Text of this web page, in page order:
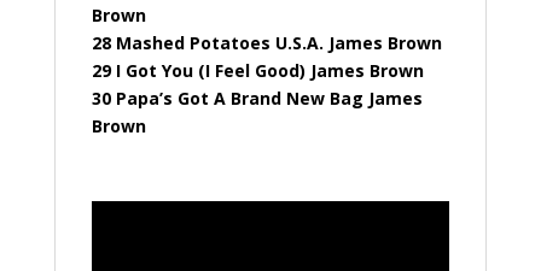
Brown
28 Mashed Potatoes U.S.A. James Brown
29 I Got You (I Feel Good) James Brown
30 Papa’s Got A Brand New Bag James
Brown